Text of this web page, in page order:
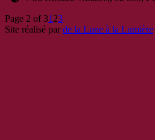
Page 2 of 31 23
Site réalisé parde la Lune à la Lumière